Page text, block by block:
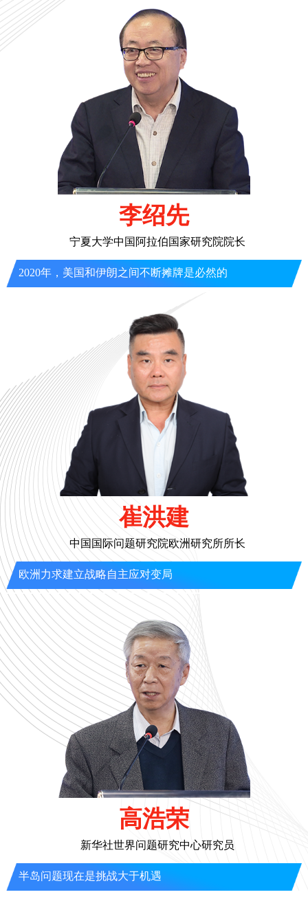
李绍先
宁夏大学中国阿拉伯国家研究院院长
2020年，美国和伊朗之间不断摊牌是必然的
崔洪建
中国国际问题研究院欧洲研究所所长
欧洲力求建立战略自主应对变局
高浩荣
新华社世界问题研究中心研究员
半岛问题现在是挑战大于机遇